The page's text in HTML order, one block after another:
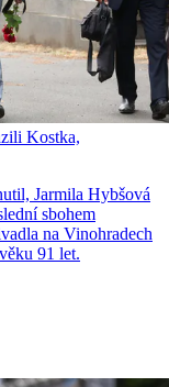
Kostka,
Jarmila Hybšová
sbohem
na Vinohradech
91 let.